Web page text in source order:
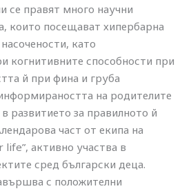
се правят много научни
които посещават хипербарна
като
когнитивните способности при
й при фина и груба
на родителите
развитието за правилното й
част от екипа на
активно участва в
сред български деца.
с положителни